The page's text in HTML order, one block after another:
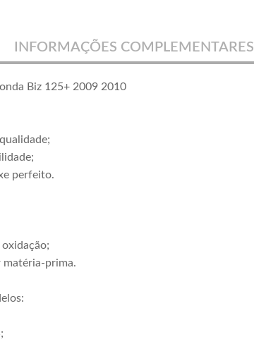
INFORMAÇÕES COMPLEMENTARES
Biz 125+ 2009 2010
perfeito.
matéria-prima.